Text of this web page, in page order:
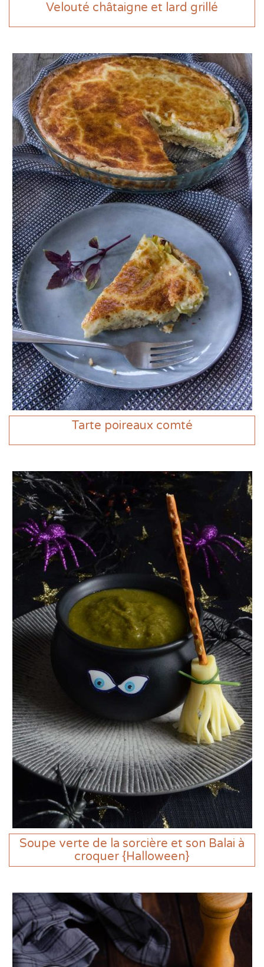
Velouté châtaigne et lard grillé
Tarte poireaux comté
Soupe verte de la sorcière et son Balai à
croquer {Halloween}